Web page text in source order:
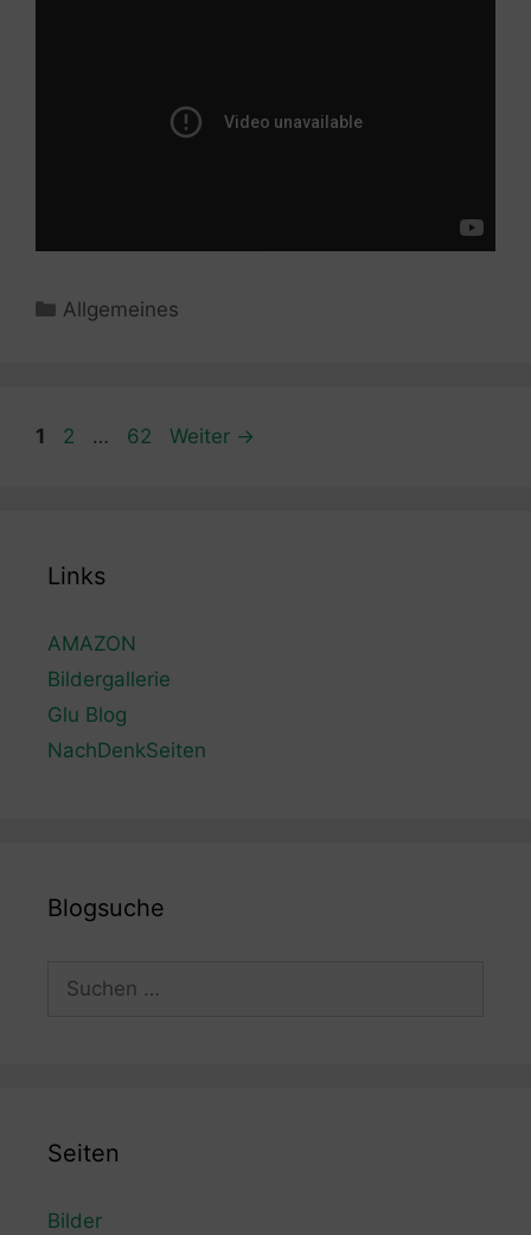
Kategorien
Allgemeines
Seite
1 Seite
2 … Seite
62 Weiter →
Links
AMAZON
Bildergallerie
Glu Blog
NachDenkSeiten
Blogsuche
Seiten
Bilder